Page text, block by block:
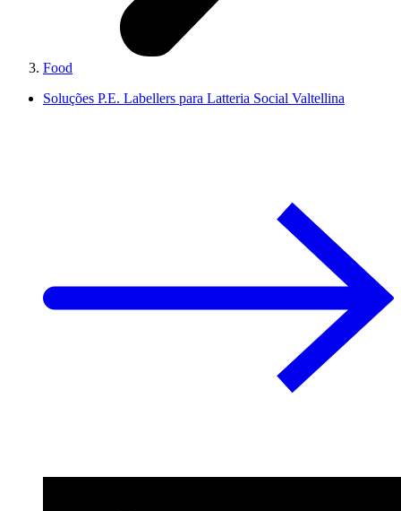
Food
Soluções P.E. Labellers para Latteria Social Valtellina